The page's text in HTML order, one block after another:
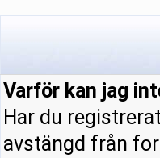
Varför kan jag
Har du
avstängd från